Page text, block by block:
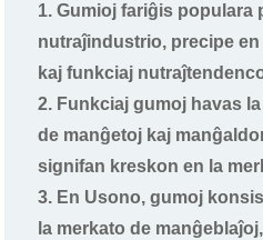
1. Gumioj fariĝis populara
nutraĵindustrio, precipe
kaj funkciaj
2. Funkciaj gumoj havas
de manĝetoj kaj
signifan kreskon en la
3. En Usono, gumoj
la merkato de